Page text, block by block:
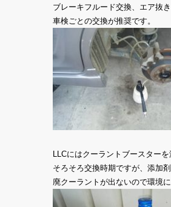
ブレーキフルード交換、エア抜き
車検ごとの交換が推奨です。
LLCにはクーラントブースターを
そろそろ交換時期ですが、添加
廃クーラントが出ないので環境に